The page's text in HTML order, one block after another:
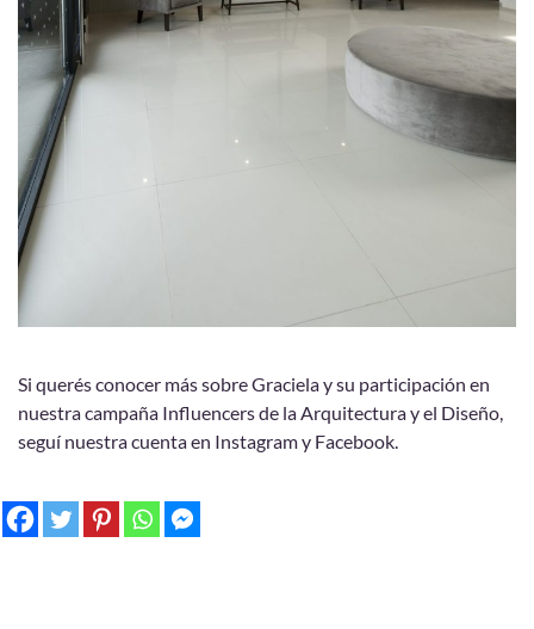
Si querés conocer más sobre Graciela y su participación en
nuestra campaña Influencers de la Arquitectura y el Diseño,
seguí nuestra cuenta en Instagram y Facebook.